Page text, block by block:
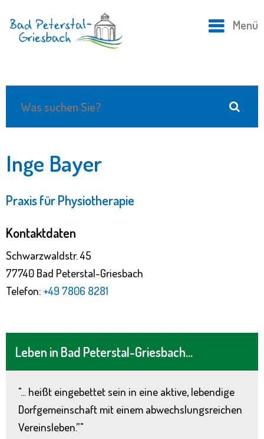
Menü
Leben in Bad Peterstal-Griesbach...
"... heißt eingebettet sein in eine aktive, lebendige
Dorfgemeinschaft mit einem abwechslungsreichen
Vereinsleben.”"
Inge Bayer
Praxis für Physiotherapie
Kontaktdaten
Schwarzwaldstr. 45
77740 Bad Peterstal-Griesbach
Telefon: +49 7806 8281